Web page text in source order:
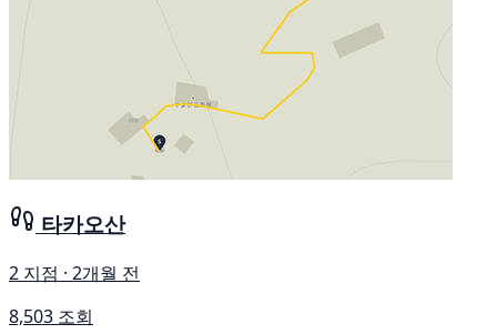
타카오산
2 지점 · 2개월 전
8,503 조회